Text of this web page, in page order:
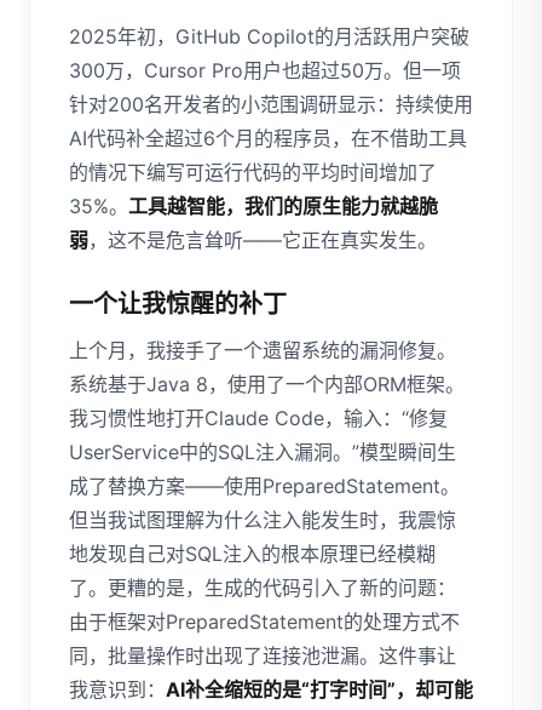
2025年初，GitHub Copilot的月活跃用户突破
300万，Cursor Pro用户也超过50万。但一项
针对200名开发者的小范围调研显示：持续使用
AI代码补全超过6个月的程序员，在不借助工具
的情况下编写可运行代码的平均时间增加了
35%。 工具越智能，我们的原生能力就越脆
弱，这不是危言耸听——它正在真实发生。
一个让我惊醒的补丁
上个月，我接手了一个遗留系统的漏洞修复。
系统基于Java 8，使用了一个内部ORM框架。
我习惯性地打开Claude Code，输入：“修复
UserService中的SQL注入漏洞。”模型瞬间生
成了替换方案——使用PreparedStatement。
但当我试图理解为什么注入能发生时，我震惊
地发现自己对SQL注入的根本原理已经模糊
了。更糟的是，生成的代码引入了新的问题：
由于框架对PreparedStatement的处理方式不
同，批量操作时出现了连接池泄漏。这件事让
我意识到： AI补全缩短的是“打字时间”，却可能